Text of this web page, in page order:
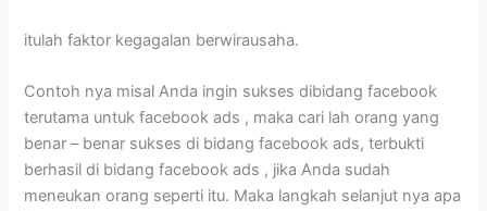
itulah faktor kegagalan berwirausaha.
Contoh nya misal Anda ingin sukses dibidang facebook
terutama untuk facebook ads , maka cari lah orang yang
benar – benar sukses di bidang facebook ads, terbukti
berhasil di bidang facebook ads , jika Anda sudah
meneukan orang seperti itu. Maka langkah selanjut nya apa